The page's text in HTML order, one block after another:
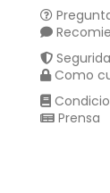
Como
Prensa